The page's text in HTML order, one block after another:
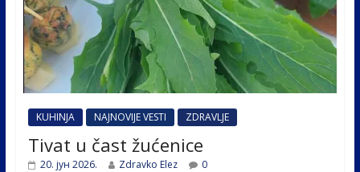
KUHINJA NAJNOVIJE VESTI ZDRAVLJE
Tivat u čast žućenice
20. јун 2026. Zdravko Elez 0